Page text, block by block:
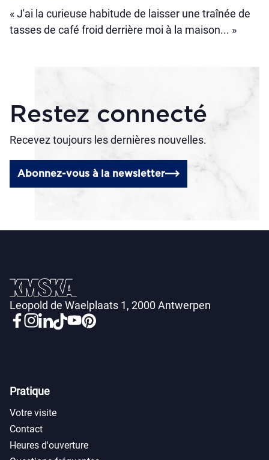
« J'ai la curieuse habitude de laisser une traînée de
tasses de café froid derrière moi à la maison... »
Restez connecté
Recevez toujours les dernières nouvelles.
Abonnez-vous à la newsletter
Leopold de Waelplaats 1, 2000 Antwerpen
Pratique
Votre visite
Contact
Heures d'ouverture